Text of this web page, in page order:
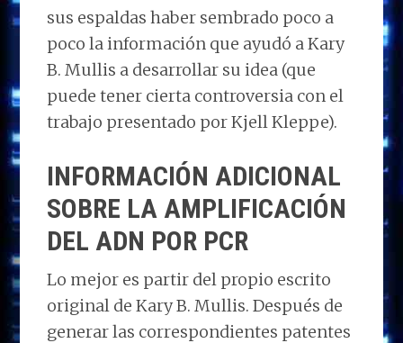
sus espaldas haber sembrado poco a
poco la información que ayudó a Kary
B. Mullis a desarrollar su idea (que
puede tener cierta controversia con el
trabajo presentado por Kjell Kleppe).
INFORMACIÓN ADICIONAL
SOBRE LA AMPLIFICACIÓN
DEL ADN POR PCR
Lo mejor es partir del propio escrito
original de Kary B. Mullis. Después de
generar las correspondientes patentes